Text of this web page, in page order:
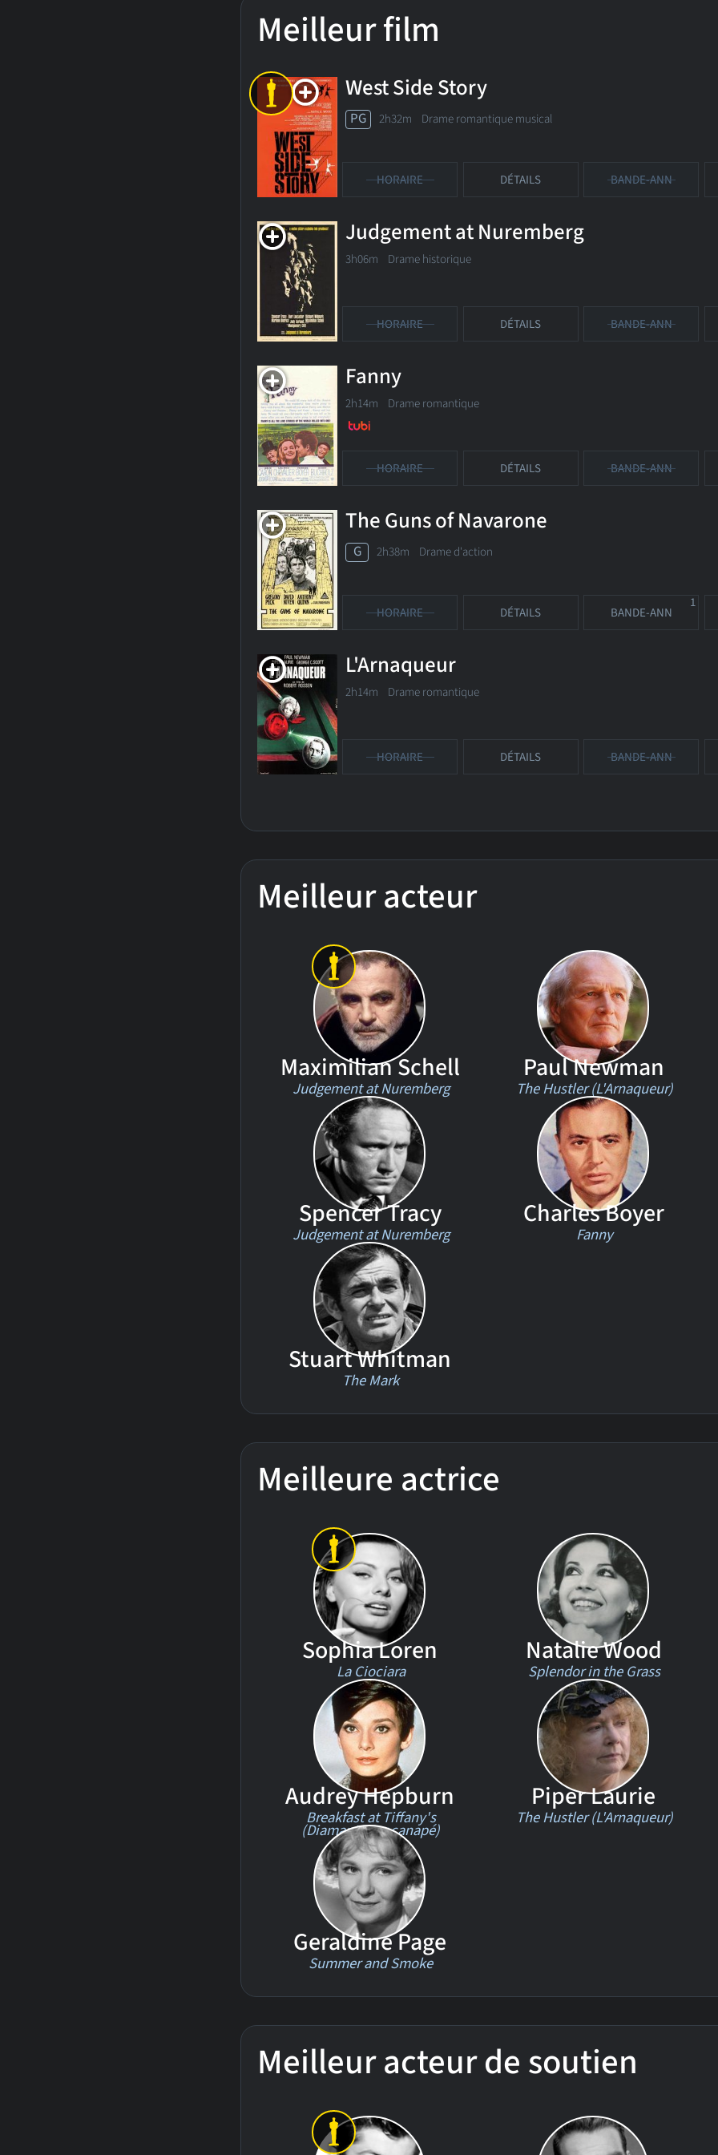
Meilleur film
West Side Story
PG 2h32m Drame romantique musical
HORAIRE DÉTAILS BANDE-ANN
Judgement at Nuremberg
3h06m Drame historique
HORAIRE DÉTAILS BANDE-ANN
Fanny
2h14m Drame romantique
HORAIRE DÉTAILS BANDE-ANN
The Guns of Navarone
G 2h38m Drame d'action
HORAIRE DÉTAILS BANDE-ANN
1
L'Arnaqueur
2h14m Drame romantique
HORAIRE DÉTAILS BANDE-ANN
Meilleur acteur
Maximilian Schell
Judgement at Nuremberg
Paul Newman
The Hustler (L'Arnaqueur)
Spencer Tracy
Judgement at Nuremberg
Charles Boyer
Fanny
Stuart Whitman
The Mark
Meilleure actrice
Sophia Loren
La Ciociara
Natalie Wood
Splendor in the Grass
Audrey Hepburn
Breakfast at Tiffany's
(Diamants sur canapé)
Piper Laurie
The Hustler (L'Arnaqueur)
Geraldine Page
Summer and Smoke
Meilleur acteur de soutien